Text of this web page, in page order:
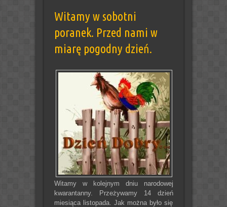
Witamy w sobotni
poranek. Przed nami w
miarę pogodny dzień.
Witamy w kolejnym dniu narodowej
kwarantanny. Przeżywamy 14 dzień
miesiąca listopada. Jak można było się